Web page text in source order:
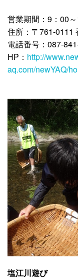
営業期間：9：00
住所：〒761-0111
電話番号：087-
HP： http://
aq.com/newYAQ/
塩江川遊び